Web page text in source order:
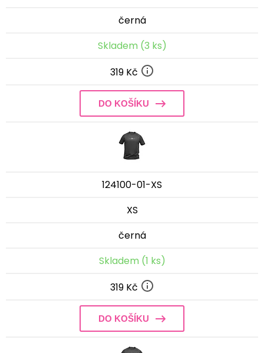
černá
Skladem (3 ks)
319 Kč
DO KOŠÍKU
124100-01-XS
XS
černá
Skladem (1 ks)
319 Kč
DO KOŠÍKU